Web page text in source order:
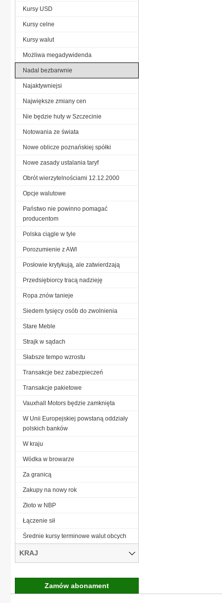
Kursy USD
Kursy celne
Kursy walut
Możliwa megadywidenda
Nadal bezbarwnie
Najaktywniejsi
Największe zmiany cen
Nie będzie huty w Szczecinie
Notowania ze świata
Nowe oblicze poznańskiej spółki
Nowe zasady ustalania taryf
Obrót wierzytelnościami 12.12.2000
Opcje walutowe
Państwo nie powinno pomagać
producentom
Polska ciągle w tyle
Porozumienie z AWI
Posłowie krytykują, ale zatwierdzają
Przedsiębiorcy tracą nadzieję
Ropa znów tanieje
Siedem tysięcy osób do zwolnienia
Stare Meble
Strajk w sądach
Słabsze tempo wzrostu
Transakcje bez zabezpieczeń
Transakcje pakietowe
Vauxhall Motors będzie zamknięta
W Unii Europejskiej powstaną oddziały
polskich banków
W kraju
Wódka w browarze
Za granicą
Zakupy na nowy rok
Złoto w NBP
Łączenie sił
Średnie kursy terminowe walut obcych
KRAJ
Zamów abonament